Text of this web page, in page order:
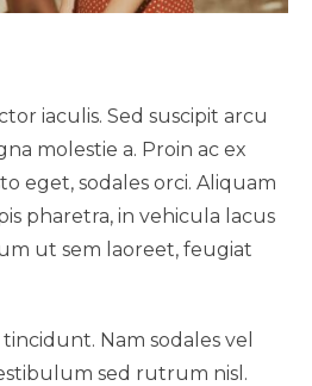
iaculis. Sed suscipit arcu
molestie a. Proin ac ex
eget, sodales orci. Aliquam
pharetra, in vehicula lacus
ut sem laoreet, feugiat
Nam sodales vel
sed rutrum nisl.